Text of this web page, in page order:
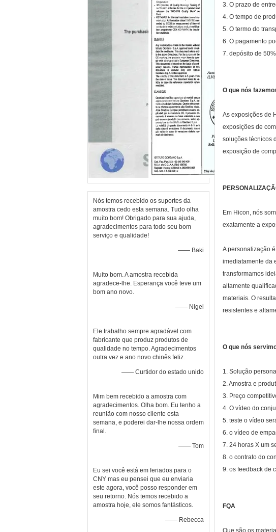
Nós temos recebido os suportes da
amostra cedo esta semana. Tudo olha
muito bom! Obrigado para sua ajuda,
agradecimentos para todo seu bom
serviço e qualidade!
—— Baki
Muito bom. A amostra recebida
agradece-lhe. Esperança você teve um
bom ano novo.
—— Nigel
Ele trabalho sempre agradável com
fabricante que produz produtos de
qualidade no tempo. Agradecimentos
outra vez e ano novo chinês feliz.
—— Curtidor do estado unido
Mim bem recebido a amostra com
agradecimentos. Olha bom. Eu tenho a
reunião com nosso cliente esta
semana, e poderei dar-lhe nossa ordem
final.
—— Tom
Eu sei você está em feriados para o
CNY mas eu pensei que eu enviaria
este agora, você posso responder em
seu retorno. Nós temos recebido a
amostra hoje, ele somos fantásticos.
—— Rebecca
3. O prazo de
4. O tempo de
5. O termo do
6. O pagamento
7. depósito de
O que nós
As exposições de
exposições de
soluções técnicos
exposição de
Em Hicon, nós
exatamente a
A personalização
imediatamente da
transformamos
altamente
materiais. O
resistentes e
O que nós
1. Solução
2. Amostra e
3. Preço
4. O vídeo do
5. teste o vídeo
6. o vídeo de
7. 24 horas X um
8. o contrato do
9. os feedback de
FQA
Que são os